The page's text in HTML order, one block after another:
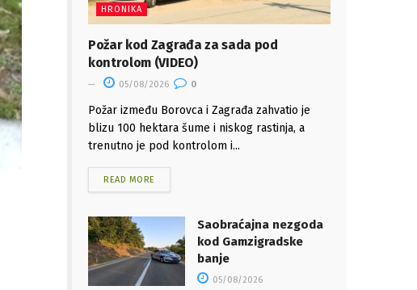
HRONIKA
Požar kod Zagrađa za sada pod
kontrolom (VIDEO)
05/08/2026 0
Požar između Borovca i Zagrađa zahvatio je
blizu 100 hektara šume i niskog rastinja, a
trenutno je pod kontrolom i...
READ MORE
Saobraćajna nezgoda
kod Gamzigradske
banje
05/08/2026